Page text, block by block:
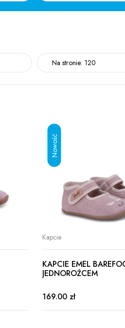
Na stronie: 120
Kapcie
KAPCIE EMEL
JEDNOROŻCEM
169.00 zł